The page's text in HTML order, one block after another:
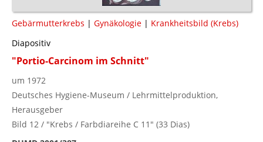
Gebärmutterkrebs | Gynäkologie | Krankheitsbild (Krebs)
Diapositiv
"Portio-Carcinom im Schnitt"
um 1972
Deutsches Hygiene-Museum / Lehrmittelproduktion,
Herausgeber
Bild 12 / "Krebs / Farbdiareihe C 11" (33 Dias)